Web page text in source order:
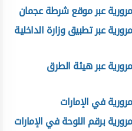
عبر موقع شرطة عجمان
عبر تطبيق وزارة الداخلية
عبر هيئة الطرق
في الإمارات
برقم اللوحة في الإمارات